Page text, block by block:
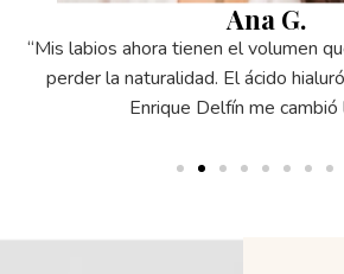
Ana G.
“Mis labios ahora tienen el volumen
perder la naturalidad. El ácido
Enrique Delfín me cambió